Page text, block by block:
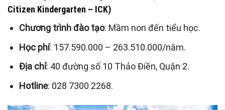
Citizen Kindergarten – ICK)
Chương trình đào tạo: Mầm non đến tiểu học.
Học phí: 157.590.000 – 263.510.000/năm.
Địa chỉ: 40 đường số 10 Thảo Điền, Quận 2.
Hotline: 028 7300 2268.